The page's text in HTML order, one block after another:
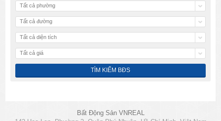
Tất cả phường
Tất cả đường
Tất cả diện tích
Tất cả giá
Bất Động Sản VNREAL